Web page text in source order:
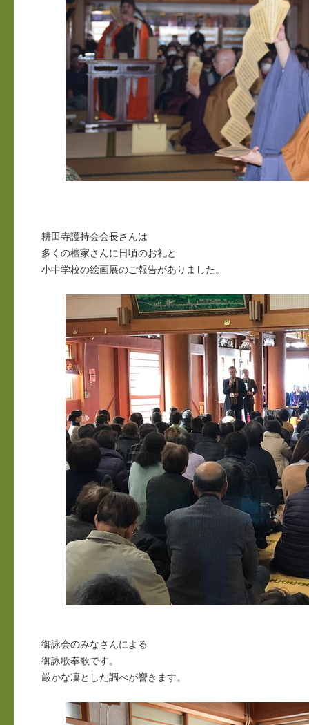
耕田寺護持会会長さんは
多くの檀家さんに日頃のお礼と
小中学校の絵画展のご報告がありました。
御詠会のみなさんによる
御詠歌奉歌です。
厳かな凜とした調べが響きます。